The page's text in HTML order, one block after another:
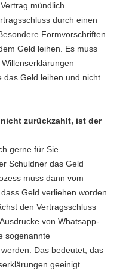
mündlich
durch einen
Formvorschriften
Geld leihen. Es muss
das Geld leihen und nicht
zurückzahlt, ist der
gerne für Sie
Schuldner das Geld
muss dann vom
Geld verliehen worden
den Vertragsschluss
von Whatsapp-
sogenannte
Das bedeutet, das
geeinigt